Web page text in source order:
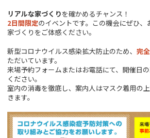
リアルな家づくりを確かめるチャンス！
2日間限定のイベントです。この機会にぜひ、
家づくりをご体感ください。
新型コロナウイルス感染拡大防止のため、 完
ただいています。
来場予約フォームまたはお電話にて、開催日
ください。
室内の消毒を徹底し、案内人はマスク着用の
きます。